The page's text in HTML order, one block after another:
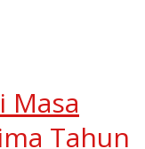
Masa
Tahun